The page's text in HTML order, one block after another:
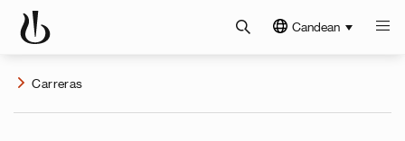
Candean
Carreras